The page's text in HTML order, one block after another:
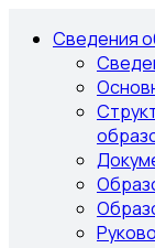
Сведения